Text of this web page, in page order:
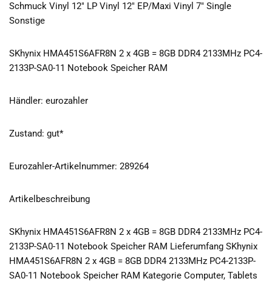
Schmuck Vinyl 12″ LP Vinyl 12″ EP/Maxi Vinyl 7″ Single
Sonstige
SKhynix HMA451S6AFR8N 2 x 4GB = 8GB DDR4 2133MHz PC4-
2133P-SA0-11 Notebook Speicher RAM
Händler: eurozahler
Zustand: gut*
Eurozahler-Artikelnummer: 289264
Artikelbeschreibung
SKhynix HMA451S6AFR8N 2 x 4GB = 8GB DDR4 2133MHz PC4-
2133P-SA0-11 Notebook Speicher RAM Lieferumfang SKhynix
HMA451S6AFR8N 2 x 4GB = 8GB DDR4 2133MHz PC4-2133P-
SA0-11 Notebook Speicher RAM Kategorie Computer, Tablets